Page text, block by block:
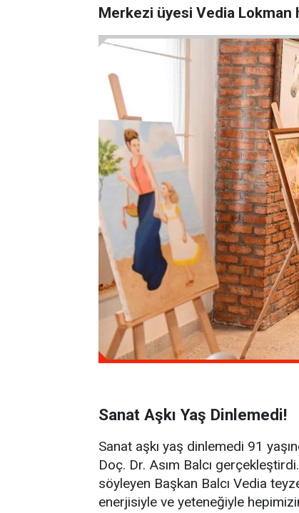
Merkezi üyesi Vedia Lokman
Sanat Aşkı Yaş Dinlemedi!
Sanat aşkı yaş dinlemedi 91
Doç. Dr. Asım Balcı
söyleyen Başkan Balcı Vedia
enerjisiyle ve yeteneğiyle